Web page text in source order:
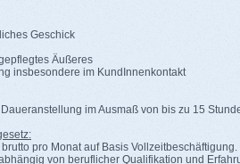
Geschick
Äußeres
insbesondere im KundInnenkontakt
im Ausmaß von bis zu 15
pro Monat auf Basis
von beruflicher Qualifikation und